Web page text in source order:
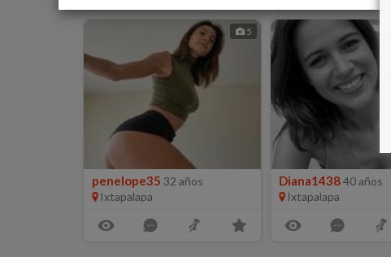
5
penelope35 32 años
Ixtapalapa
Diana143840 años
Ixtapalapa